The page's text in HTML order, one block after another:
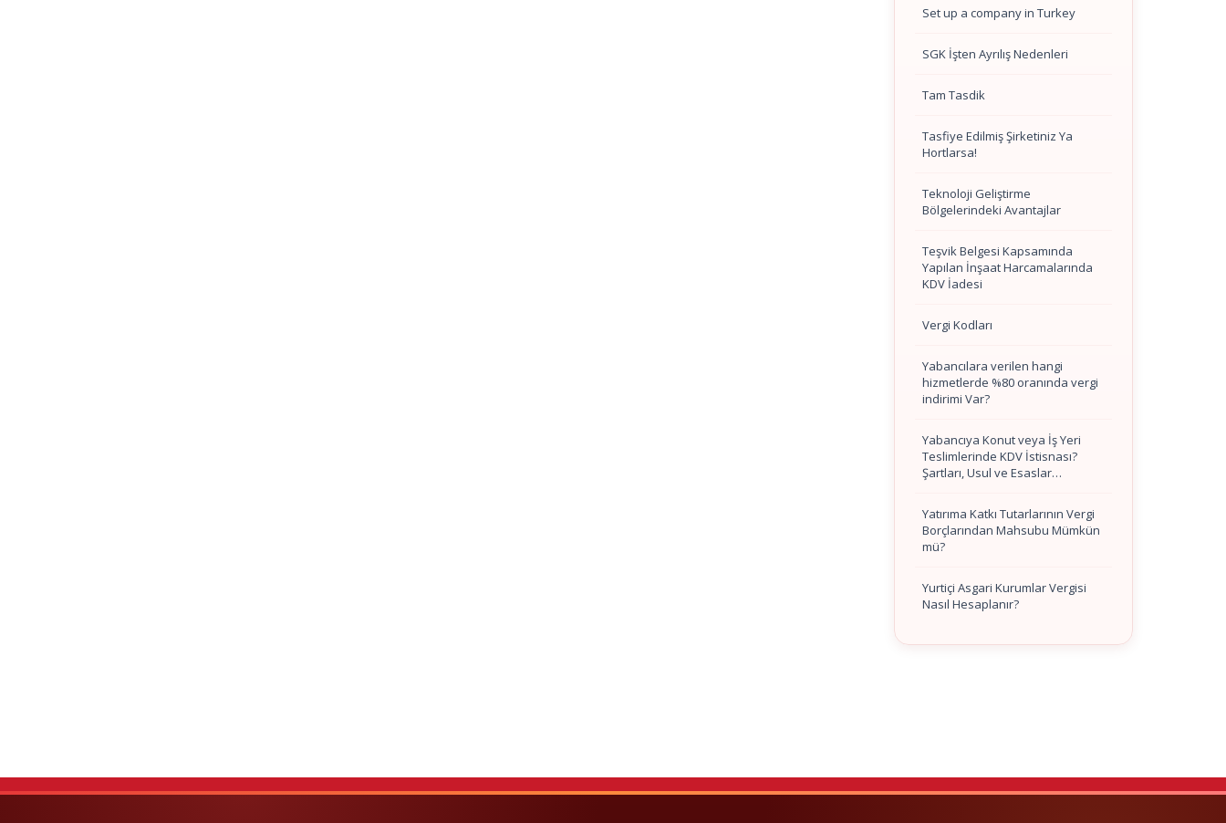
Set up a company in Turkey
SGK İşten Ayrılış Nedenleri
Tam Tasdik
Tasfiye Edilmiş Şirketiniz Ya
Hortlarsa!
Teknoloji Geliştirme
Bölgelerindeki Avantajlar
Teşvik Belgesi Kapsamında
Yapılan İnşaat Harcamalarında
KDV İadesi
Vergi Kodları
Yabancılara verilen hangi
hizmetlerde %80 oranında vergi
indirimi Var?
Yabancıya Konut veya İş Yeri
Teslimlerinde KDV İstisnası?
Şartları, Usul ve Esaslar…
Yatırıma Katkı Tutarlarının Vergi
Borçlarından Mahsubu Mümkün
mü?
Yurtiçi Asgari Kurumlar Vergisi
Nasıl Hesaplanır?